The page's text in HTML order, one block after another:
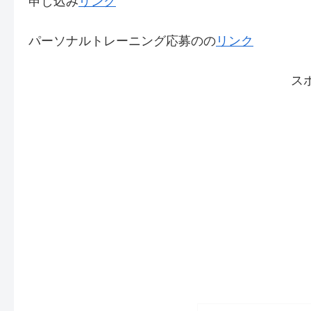
パーソナルトレーニング応募のの リンク
ス